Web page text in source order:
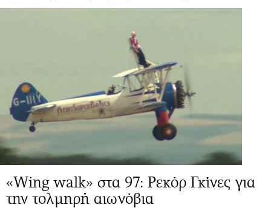
«Wing walk» στα 97: Ρεκόρ Γκίνες για
την τολμηρή αιωνόβια